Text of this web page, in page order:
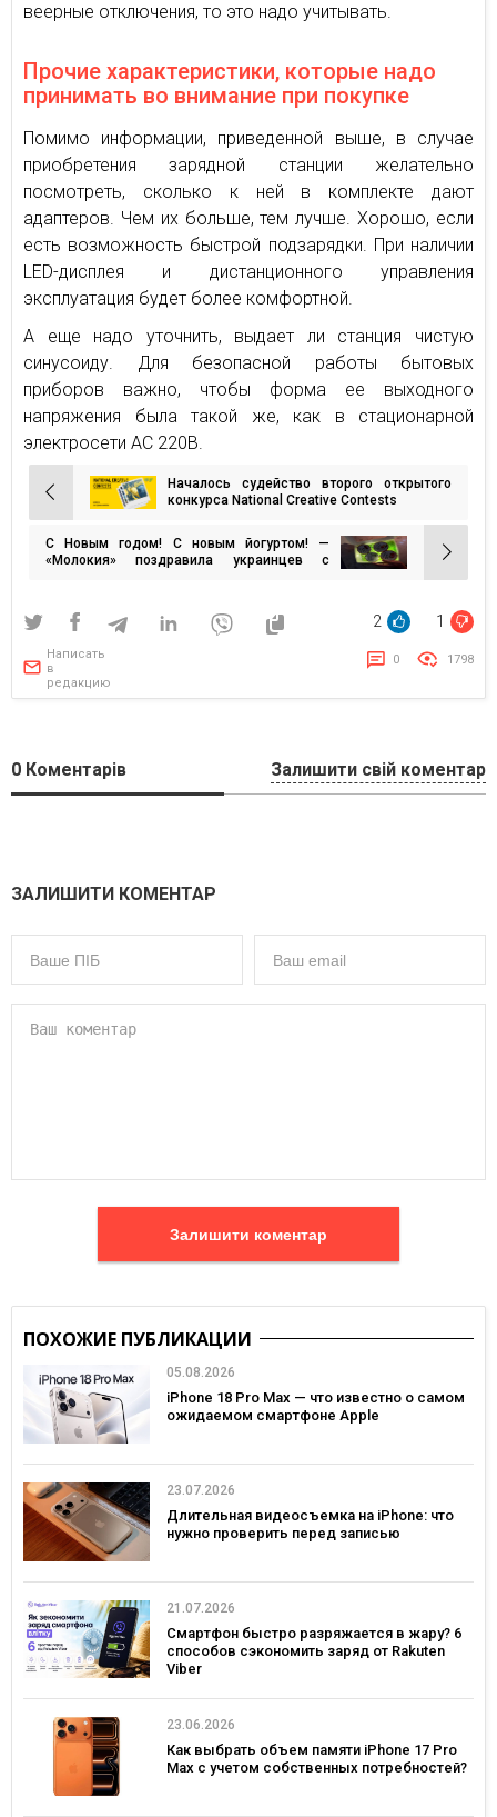
веерные отключения, то это надо учитывать.
Прочие характеристики, которые надо
принимать во внимание при покупке
Помимо информации, приведенной выше, в случае
приобретения зарядной станции желательно
посмотреть, сколько к ней в комплекте дают
адаптеров. Чем их больше, тем лучше. Хорошо, если
есть возможность быстрой подзарядки. При наличии
LED-дисплея и дистанционного управления
эксплуатация будет более комфортной.
А еще надо уточнить, выдает ли станция чистую
синусоиду. Для безопасной работы бытовых
приборов важно, чтобы форма ее выходного
напряжения была такой же, как в стационарной
электросети АС 220В.
Навигация
по
записям
Началось судейство второго открытого
конкурса National Creative Contests
С Новым годом! С новым йогуртом! —
«Молокия» поздравила украинцев с
2 1
Написать
в
редакцию
0 1798
0 Коментарів Залишити свій коментар
ЗАЛИШИТИ КОМЕНТАР
Залишити коментар
ПОХОЖИЕ ПУБЛИКАЦИИ
05.08.2026
iPhone 18 Pro Max — что известно о самом
ожидаемом смартфоне Apple
23.07.2026
Длительная видеосъемка на iPhone: что
нужно проверить перед записью
21.07.2026
Смартфон быстро разряжается в жару? 6
способов сэкономить заряд от Rakuten
Viber
23.06.2026
Как выбрать объем памяти iPhone 17 Pro
Max с учетом собственных потребностей?